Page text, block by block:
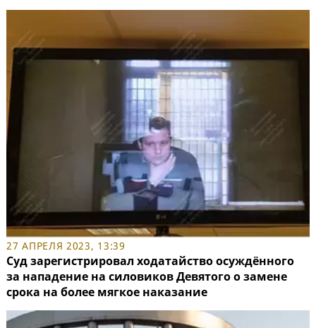
27 АПРЕЛЯ 2023, 13:39
Суд зарегистрировал ходатайство осуждённого
за нападение на силовиков Девятого о замене
срока на более мягкое наказание